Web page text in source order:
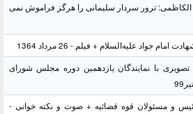
ترور سردار سلیمانی را هرگز فراموش نمی
جواد علیه‌السلام + فیلم - 26 مرداد 1364
تصویری با نمایندگان یازدهمین دوره مجلس شورای
رئیس و مسئولان قوه قضائیه + صوت و نکته خوانی -